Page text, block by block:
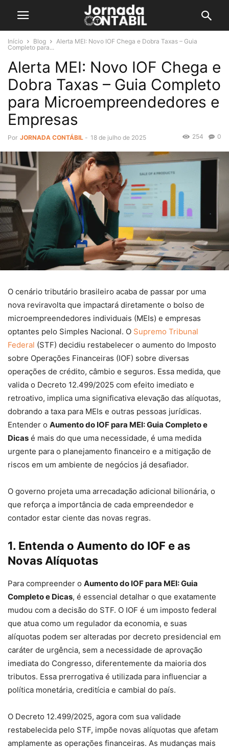
Início Blog
Alerta MEI: Novo IOF Chega e Dobra Taxas – Guia
Completo para...
Alerta MEI: Novo IOF Chega e
Dobra Taxas – Guia Completo
para Microempreendedores e
Empresas
Por JORNADA CONTÁBIL - 18 de julho de 2025 0
254
O cenário tributário brasileiro acaba de passar por uma
nova reviravolta que impactará diretamente o bolso de
microempreendedores individuais (MEIs) e empresas
optantes pelo Simples Nacional. O Supremo Tribunal
Federal (STF) decidiu restabelecer o aumento do Imposto
sobre Operações Financeiras (IOF) sobre diversas
operações de crédito, câmbio e seguros. Essa medida, que
valida o Decreto 12.499/2025 com efeito imediato e
retroativo, implica uma significativa elevação das alíquotas,
dobrando a taxa para MEIs e outras pessoas jurídicas.
Entender o Aumento do IOF para MEI: Guia Completo e
Dicas é mais do que uma necessidade, é uma medida
urgente para o planejamento financeiro e a mitigação de
riscos em um ambiente de negócios já desafiador.
O governo projeta uma arrecadação adicional bilionária, o
que reforça a importância de cada empreendedor e
contador estar ciente das novas regras.
1. Entenda o Aumento do IOF e as
Novas Alíquotas
Para compreender o Aumento do IOF para MEI: Guia
Completo e Dicas, é essencial detalhar o que exatamente
mudou com a decisão do STF. O IOF é um imposto federal
que atua como um regulador da economia, e suas
alíquotas podem ser alteradas por decreto presidencial em
caráter de urgência, sem a necessidade de aprovação
imediata do Congresso, diferentemente da maioria dos
tributos. Essa prerrogativa é utilizada para influenciar a
política monetária, creditícia e cambial do país.
O Decreto 12.499/2025, agora com sua validade
restabelecida pelo STF, impõe novas alíquotas que afetam
amplamente as operações financeiras. As mudanças mais